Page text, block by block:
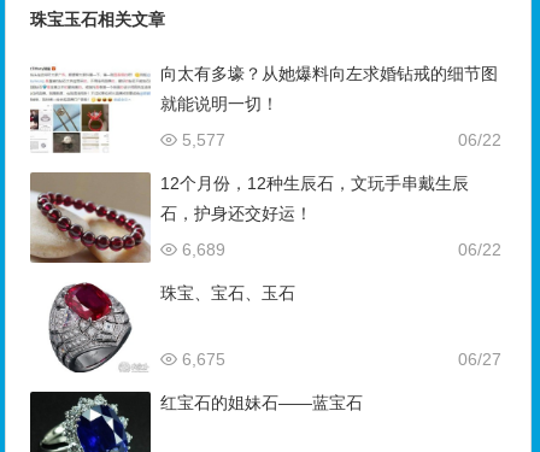
珠宝玉石相关文章
向太有多壕？从她爆料向左求婚钻戒的细节图
就能说明一切！
06/22
5,577
12个月份，12种生辰石，文玩手串戴生辰
石，护身还交好运！
06/22
6,689
珠宝、宝石、玉石
06/27
6,675
红宝石的姐妹石——蓝宝石